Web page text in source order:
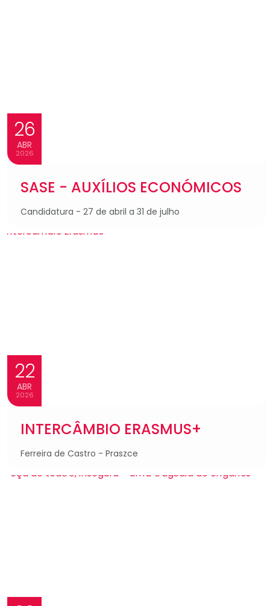
26
ABR
2026
SASE - AUXÍLIOS ECONÓMICOS
Candidatura - 27 de abril a 31 de julho
22
ABR
2026
INTERCÂMBIO ERASMUS+
Ferreira de Castro - Praszce